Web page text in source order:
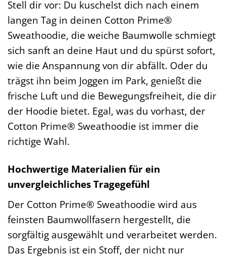
Stell dir vor: Du kuschelst dich nach einem
langen Tag in deinen Cotton Prime®
Sweathoodie, die weiche Baumwolle schmiegt
sich sanft an deine Haut und du spürst sofort,
wie die Anspannung von dir abfällt. Oder du
trägst ihn beim Joggen im Park, genießt die
frische Luft und die Bewegungsfreiheit, die dir
der Hoodie bietet. Egal, was du vorhast, der
Cotton Prime® Sweathoodie ist immer die
richtige Wahl.
Hochwertige Materialien für ein
unvergleichliches Tragegefühl
Der Cotton Prime® Sweathoodie wird aus
feinsten Baumwollfasern hergestellt, die
sorgfältig ausgewählt und verarbeitet werden.
Das Ergebnis ist ein Stoff, der nicht nur